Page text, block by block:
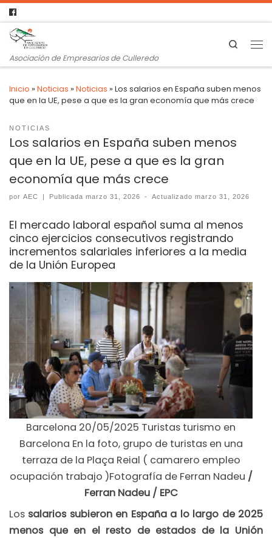
Asociación de Empresarios de Culleredo
Search
Inicio »Noticias »Noticias »Los salarios en España suben menos
que en la UE, pese a que es la gran economía que más crece
NOTICIAS
Los salarios en España suben menos
que en la UE, pese a que es la gran
economía que más crece
por AEC | Publicadamarzo 31, 2026 - Actualizadomarzo 31, 2026
El mercado laboral español suma al menos
cinco ejercicios consecutivos registrando
incrementos salariales inferiores a la media
de la Unión Europea
Barcelona 20/05/2025 Turistas turismo en
Barcelona En la foto, grupo de turistas en una
terraza de la Plaça Reial ( camarero empleo
ocupación trabajo )Fotografía de Ferran Nadeu /
Ferran Nadeu / EPC
Los salarios subieron en España a lo largo de 2025
menos que en el resto de estados de la Unión